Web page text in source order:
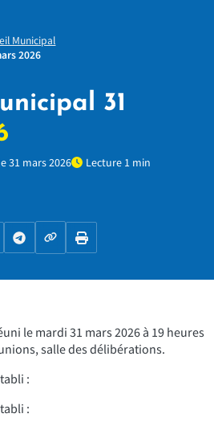
Municipal
2026
31
31 mars 2026 Lecture 1 min
TelegramCopier le lien
Imprimer la page
le mardi 31 mars 2026 à 19 heures
salle des délibérations.
:
: